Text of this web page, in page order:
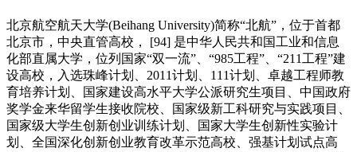
北京航空航天大学(Beihang University)简称“北航”，位于首都
北京市，中央直管高校， [94] 是中华人民共和国工业和信息
化部直属大学，位列国家“双一流”、“985工程”、“211工程”建
设高校，入选珠峰计划、2011计划、111计划、卓越工程师教
育培养计划、国家建设高水平大学公派研究生项目、中国政府
奖学金来华留学生接收院校、国家级新工科研究与实践项目、
国家级大学生创新创业训练计划、国家大学生创新性实验计
划、全国深化创新创业教育改革示范高校、强基计划试点高